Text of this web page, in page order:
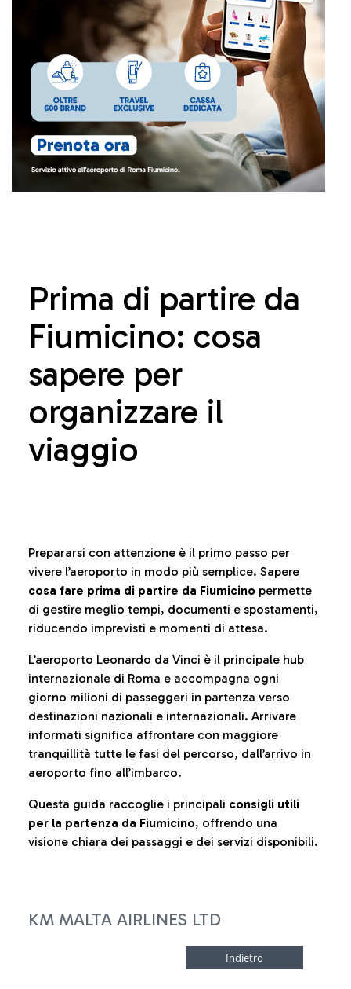
Prima di partire da
Fiumicino: cosa
sapere per
organizzare il
viaggio
Prepararsi con attenzione è il primo passo per
vivere l’aeroporto in modo più semplice. Sapere
cosa fare prima di partire da Fiumicino permette
di gestire meglio tempi, documenti e spostamenti,
riducendo imprevisti e momenti di attesa.
L’aeroporto Leonardo da Vinci è il principale hub
internazionale di Roma e accompagna ogni
giorno milioni di passeggeri in partenza verso
destinazioni nazionali e internazionali. Arrivare
informati significa affrontare con maggiore
tranquillità tutte le fasi del percorso, dall’arrivo in
aeroporto fino all’imbarco.
Questa guida raccoglie i principali consigli utili
per la partenza da Fiumicino, offrendo una
visione chiara dei passaggi e dei servizi disponibili.
KM MALTA AIRLINES LTD